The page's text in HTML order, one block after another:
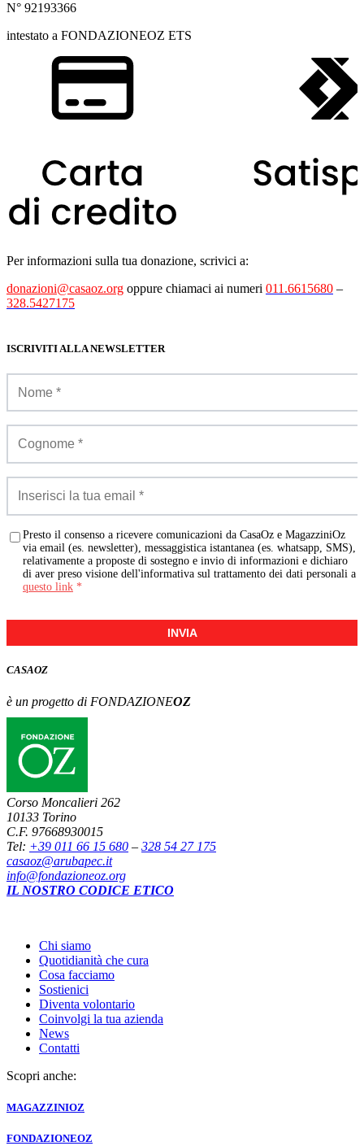
N° 92193366
intestato a FONDAZIONEOZ ETS
Per informazioni sulla tua donazione, scrivici a:
donazioni@casaoz.org oppure chiamaci ai numeri 011.6615680 –
328.5427175
ISCRIVITI ALLA NEWSLETTER
Presto il consenso a ricevere comunicazioni da CasaOz e MagazziniOz
via email (es. newsletter), messaggistica istantanea (es. whatsapp, SMS),
relativamente a proposte di sostegno e invio di informazioni e dichiaro
di aver preso visione dell'informativa sul trattamento dei dati personali a
questo link *
INVIA
CASAOZ
è un progetto di FONDAZIONEOZ
Corso Moncalieri 262
10133 Torino
C.F. 97668930015
Tel: +39 011 66 15 680 – 328 54 27 175
casaoz@arubapec.it
info@fondazioneoz.org
IL NOSTRO CODICE ETICO
Chi siamo
Quotidianità che cura
Cosa facciamo
Sostienici
Diventa volontario
Coinvolgi la tua azienda
News
Contatti
Scopri anche:
MAGAZZINIOZ
FONDAZIONEOZ